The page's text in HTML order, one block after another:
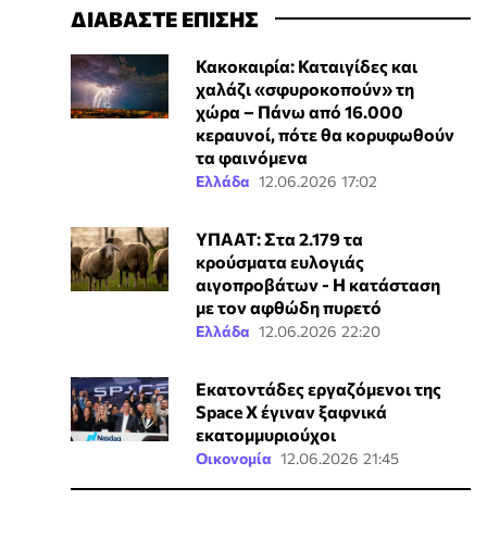
ΔΙΑΒΑΣΤΕ ΕΠΙΣΗΣ
Κακοκαιρία: Καταιγίδες και
χαλάζι «σφυροκοπούν» τη
χώρα – Πάνω από 16.000
κεραυνοί, πότε θα κορυφωθούν
τα φαινόμενα
Ελλάδα 12.06.2026 17:02
ΥΠΑΑΤ: Στα 2.179 τα
κρούσματα ευλογιάς
αιγοπροβάτων - Η κατάσταση
με τον αφθώδη πυρετό
Ελλάδα 12.06.2026 22:20
Εκατοντάδες εργαζόμενοι της
Space X έγιναν ξαφνικά
εκατομμυριούχοι
Οικονομία 12.06.2026 21:45